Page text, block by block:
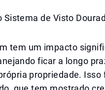
de Visto
tem um impacto
ficar a longo
propriedade. Isso